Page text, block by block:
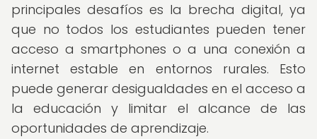
principales desafíos es la brecha digital, ya
que no todos los estudiantes pueden tener
acceso a smartphones o a una conexión a
internet estable en entornos rurales. Esto
puede generar desigualdades en el acceso a
la educación y limitar el alcance de las
oportunidades de aprendizaje.